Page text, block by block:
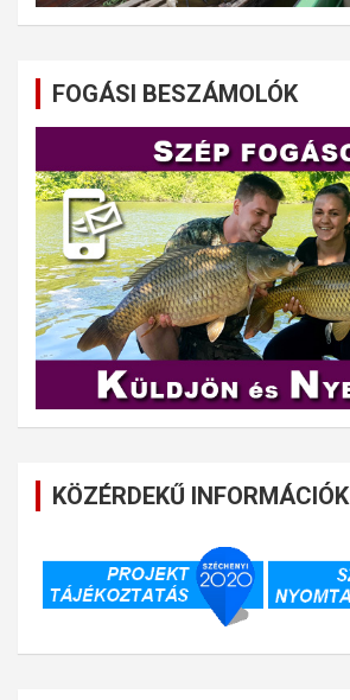
FOGÁSI BESZÁMOLÓK
KÖZÉRDEKŰ INFORMÁCIÓK